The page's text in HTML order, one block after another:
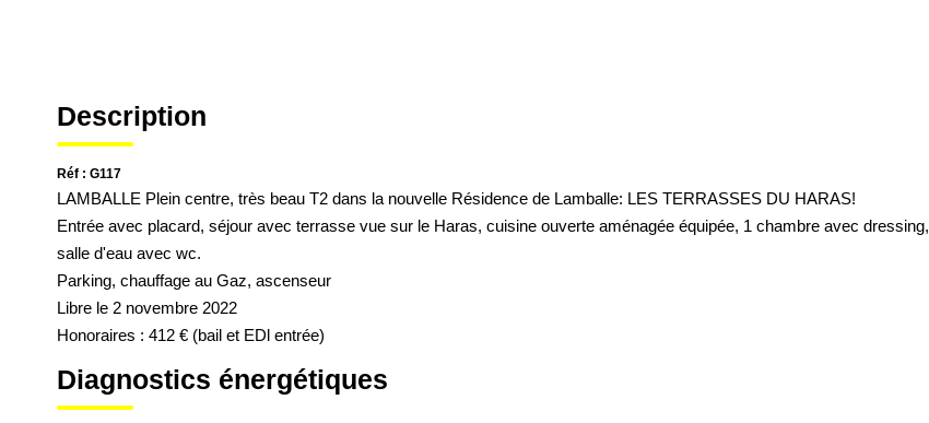
Description
Réf : G117
LAMBALLE Plein centre, très beau T2 dans la nouvelle Résidence de Lamballe: LES TERRASSES DU HARAS!
Entrée avec placard, séjour avec terrasse vue sur le Haras, cuisine ouverte aménagée équipée, 1 chambre avec dressing,
salle d'eau avec wc.
Parking, chauffage au Gaz, ascenseur
Libre le 2 novembre 2022
Honoraires : 412 € (bail et EDl entrée)
Diagnostics énergétiques